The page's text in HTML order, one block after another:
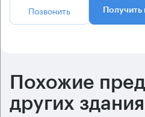
Позвонить
Похожие
других